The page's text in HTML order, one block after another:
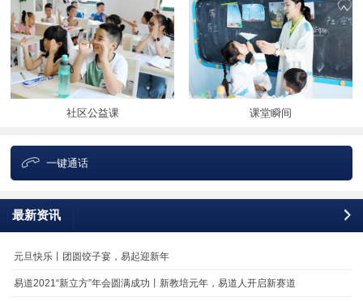
更
社区公益课 课堂瞬间
一键通话
最新资讯
元旦快乐丨团圆饺子宴，易起迎新年
易道2021“新立方”年会圆满成功丨新教培元年，易道人开启新赛道